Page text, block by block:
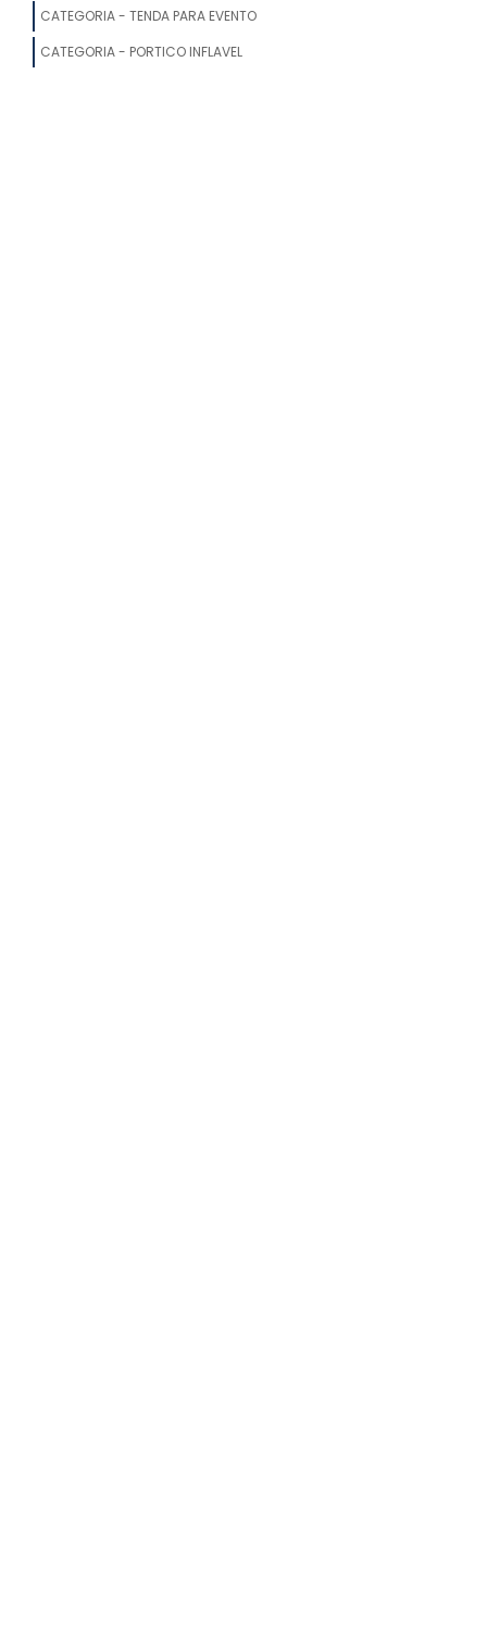
CATEGORIA - TENDA PARA EVENTO
CATEGORIA - PORTICO INFLAVEL